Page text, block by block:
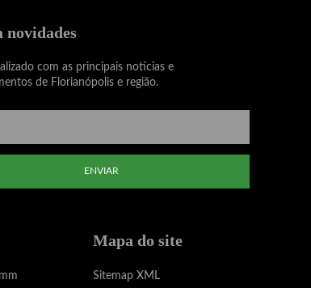
novidades
com as principais notícias e
de Florianópolis e região.
ENVIAR
Mapa do site
Sitemap XML